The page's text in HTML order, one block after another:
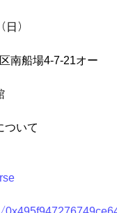
）
南船場4-7-21オー
ついて